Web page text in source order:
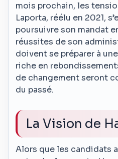
mois prochain, les
Laporta, réélu en 2021,
poursuivre son mandat
réussites de son
doivent se préparer à
riche en
de changement seront
du passé.
La Vision de
Alors que les candidats